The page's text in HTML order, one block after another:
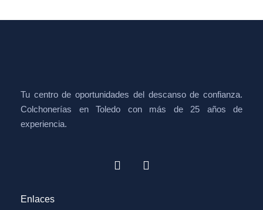
Tu centro de oportunidades del descanso de confianza.
Colchonerías en Toledo con más de 25 años de
experiencia.
Enlaces